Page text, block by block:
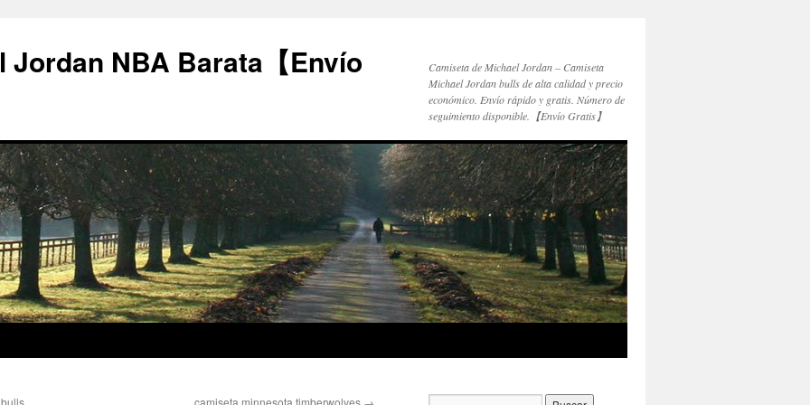
Jordan NBA Barata【Envío
Camiseta de Michael Jordan – Camiseta
Michael Jordan bulls de alta calidad y precio
económico. Envío rápido y gratis. Número de
seguimiento disponible.【Envío Gratis】
camiseta minnesota timberwolves →